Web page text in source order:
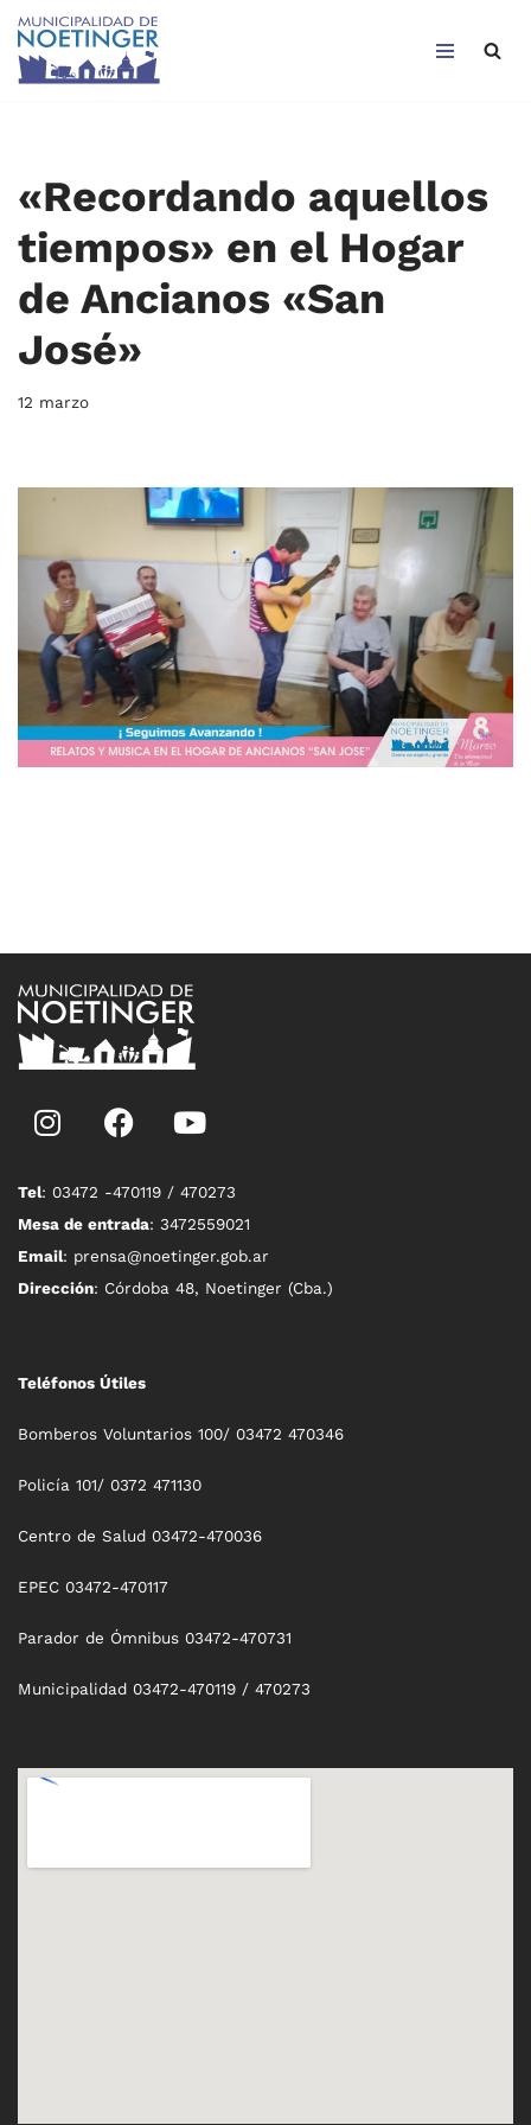
Saltar
«Recordando aquellos
tiempos» en el Hogar
de Ancianos «San
José»
12 marzo
Tel: 03472 -470119 / 470273
Mesa de entrada: 3472559021
Email: prensa@noetinger.gob.ar
Dirección: Córdoba 48, Noetinger (Cba.)
Teléfonos Útiles
Bomberos Voluntarios 100/ 03472 470346
Policía 101/ 0372 471130
Centro de Salud 03472-470036
EPEC 03472-470117
Parador de Ómnibus 03472-470731
Municipalidad 03472-470119 / 470273